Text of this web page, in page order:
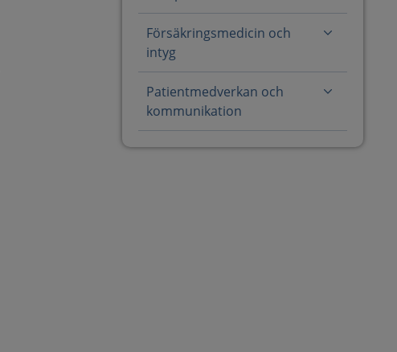
Försäkringsmedicin och
intyg
Patientmedverkan och
kommunikation